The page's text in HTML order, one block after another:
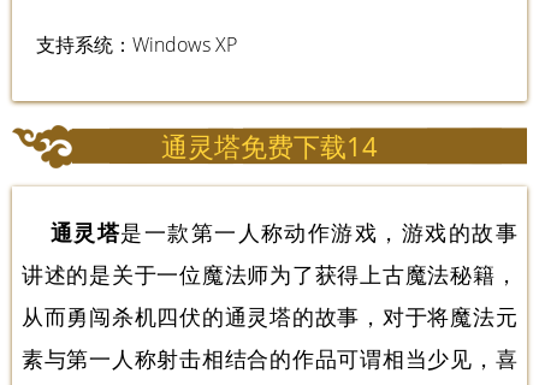
支持系统：Windows XP
通灵塔免费下载14
通灵塔是一款第一人称动作游戏，游戏的故事
讲述的是关于一位魔法师为了获得上古魔法秘籍，
从而勇闯杀机四伏的通灵塔的故事，对于将魔法元
素与第一人称射击相结合的作品可谓相当少见，喜